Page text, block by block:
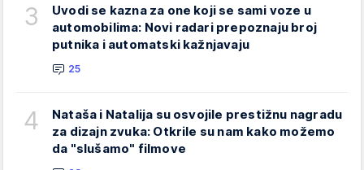
3
Uvodi se kazna za one koji se sami voze u
automobilima: Novi radari prepoznaju broj
putnika i automatski kažnjavaju
25
4
Nataša i Natalija su osvojile prestižnu nagradu
za dizajn zvuka: Otkrile su nam kako možemo
da "slušamo" filmove